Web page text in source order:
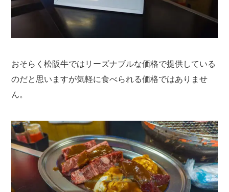
おそらく松阪牛ではリーズナブルな価格で提供している
のだと思いますが気軽に食べられる価格ではありませ
ん。